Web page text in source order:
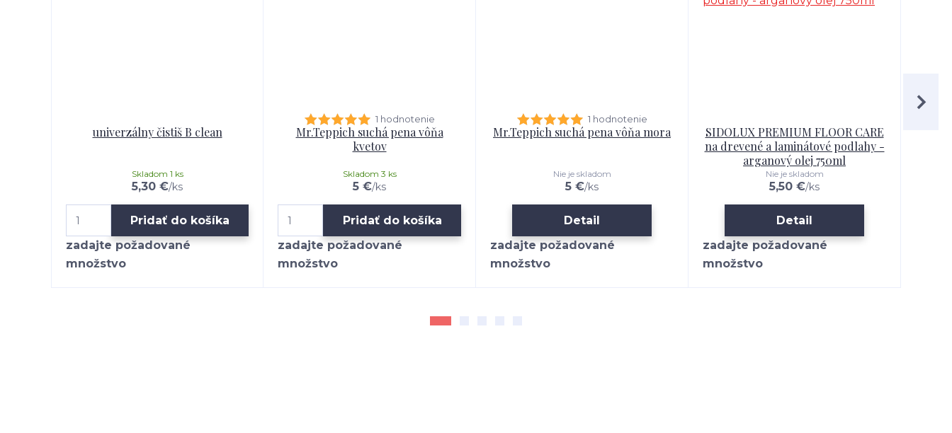
univerzálny čistiš B clean
5,30 €/ks
Skladom 1 ks
Pridať do košíka
1 hodnotenie
Mr.Teppich suchá pena vôňa
kvetov
5 €/ks
Skladom 3 ks
Pridať do košíka
1 hodnotenie
Mr.Teppich suchá pena vôňa mora
5 €/ks
Nie je skladom
Detail
SIDOLUX PREMIUM FLOOR CARE
na drevené a laminátové podlahy -
arganový olej 750ml
5,50 €/ks
Nie je skladom
Detail